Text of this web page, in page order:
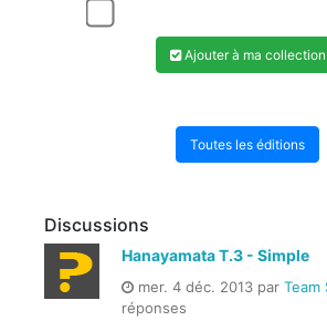
Ajouter à ma collection
Toutes les éditions
Discussions
Hanayamata T.3 - Simple
mer. 4 déc. 2013 par Team
réponses